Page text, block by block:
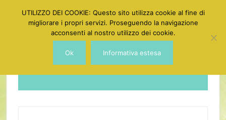
Dotgirl
UTILIZZO DEI COOKIE: Questo sito utilizza cookie al fine di
migliorare i propri servizi. Proseguendo la navigazione
acconsenti al nostro utilizzo dei cookie.
Ok Informativa estesa